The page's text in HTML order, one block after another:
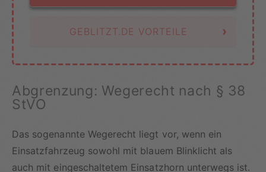
GEBLITZT.DE VORTEILE ›
Abgrenzung: Wegerecht nach § 38
StVO
Das sogenannte Wegerecht liegt vor, wenn ein
Einsatzfahrzeug sowohl mit blauem Blinklicht als
auch mit eingeschaltetem Einsatzhorn unterwegs ist.